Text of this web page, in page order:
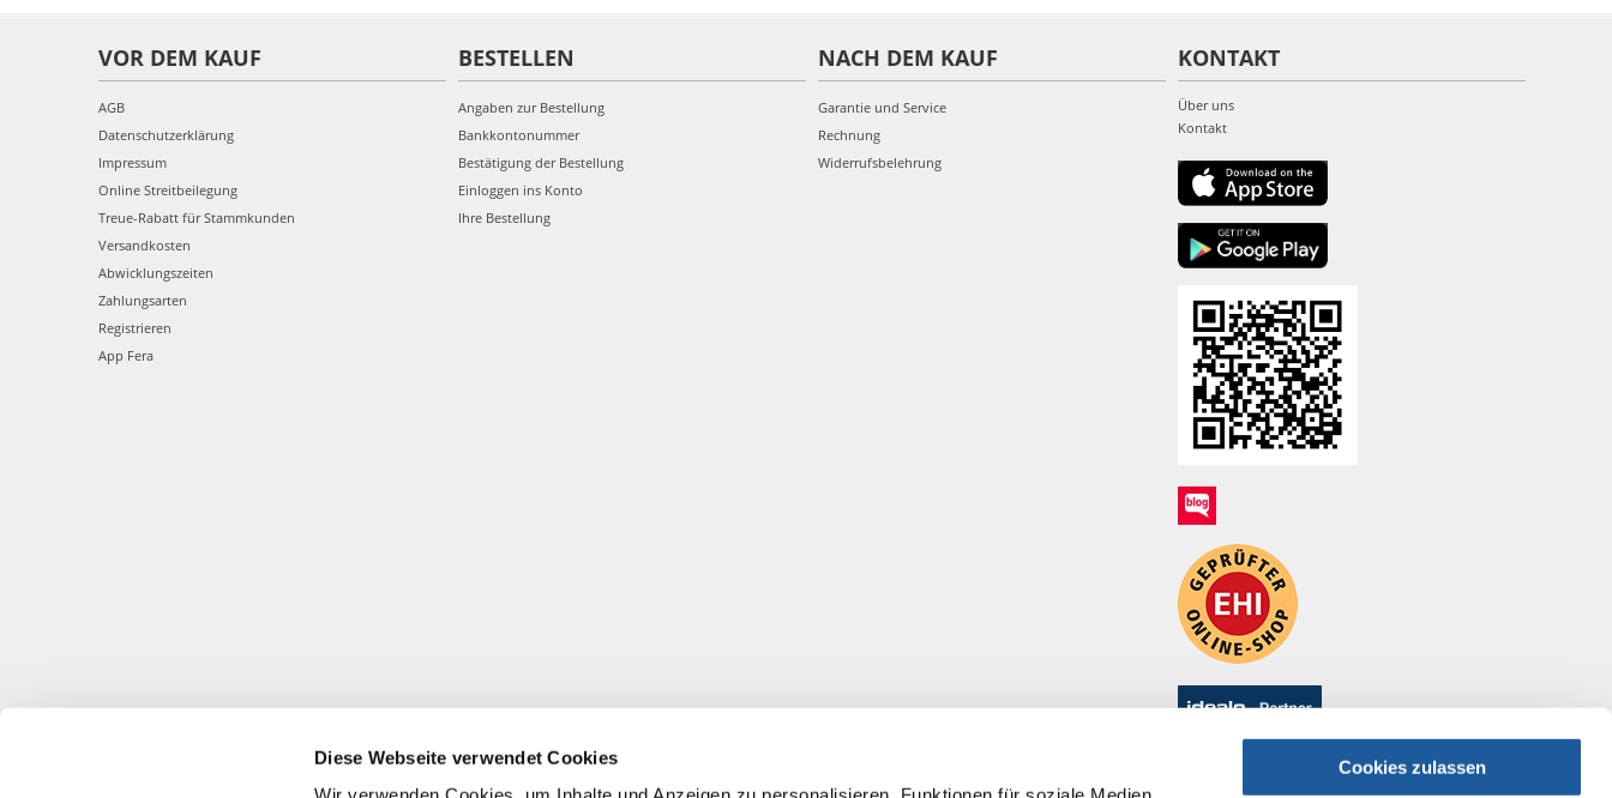
Diese Webseite verwendet Cookies
Cookies zulassen
VOR DEM KAUF
AGB
Datenschutzerklärung
Impressum
Online Streitbeilegung
Treue-Rabatt für Stammkunden
Versandkosten
Abwicklungszeiten
Zahlungsarten
Registrieren
App Fera
BESTELLEN
Angaben zur Bestellung
Bankkontonummer
Bestätigung der Bestellung
Einloggen ins Konto
Ihre Bestellung
NACH DEM KAUF
Garantie und Service
Rechnung
Widerrufsbelehrung
KONTAKT
Über uns
Kontakt